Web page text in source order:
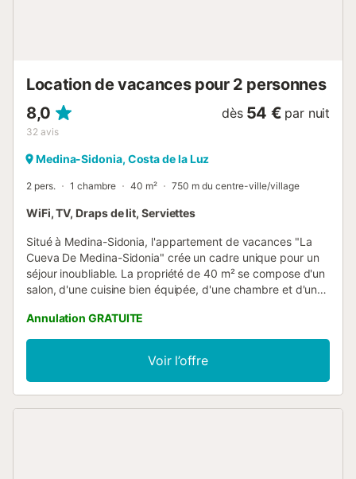
Location de vacances pour 2 personnes
8,0
32 avis
dès 54 € par nuit
Medina-Sidonia, Costa de la Luz
2 pers. 1 chambre 40 m² 750 m du centre-ville/village
WiFi, TV, Draps de lit, Serviettes
Situé à Medina-Sidonia, l'appartement de vacances "La
Cueva De Medina-Sidonia" crée un cadre unique pour un
séjour inoubliable. La propriété de 40 m² se compose d'un
salon, d'une cuisine bien équipée, d'une chambre et d'une
équipements sur place comprennent le Wi-Fi haut débit
(adapté aux appels vidéo), un espace de travail dédié
pour le télétravail, une télévision, un ventilateur, une
machine à laver et un lave-vaisselle. Cet appartement de
vacances dispose également d'une terrasse couverte
Annulation GRATUITE
Voir l’offre